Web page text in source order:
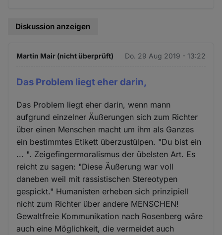
Diskussion anzeigen
Martin Mair (nicht überprüft) Do. 29 Aug 2019 - 13:22
Das Problem liegt eher darin,
Das Problem liegt eher darin, wenn mann
aufgrund einzelner Äußerungen sich zum Richter
über einen Menschen macht um ihm als Ganzes
ein bestimmtes Etikett überzustülpen. "Du bist ein
... ". Zeigefingermoralismus der übelsten Art. Es
reicht zu sagen: "Diese Äußerung war voll
daneben weil mit rassistischen Stereotypen
gespickt." Humanisten erheben sich prinzipiell
nicht zum Richter über andere MENSCHEN!
Gewaltfreie Kommunikation nach Rosenberg wäre
auch eine Möglichkeit, die vermeidet auch